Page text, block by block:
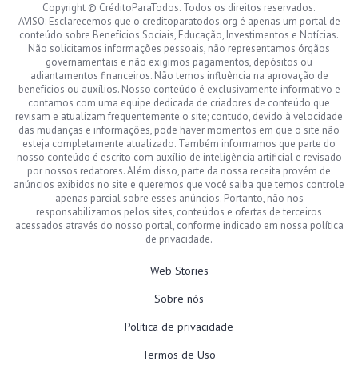
Copyright © CréditoParaTodos. Todos os direitos reservados.
AVISO: Esclarecemos que o creditoparatodos.org é apenas um portal de
conteúdo sobre Benefícios Sociais, Educação, Investimentos e Notícias.
Não solicitamos informações pessoais, não representamos órgãos
governamentais e não exigimos pagamentos, depósitos ou
adiantamentos financeiros. Não temos influência na aprovação de
benefícios ou auxílios. Nosso conteúdo é exclusivamente informativo e
contamos com uma equipe dedicada de criadores de conteúdo que
revisam e atualizam frequentemente o site; contudo, devido à velocidade
das mudanças e informações, pode haver momentos em que o site não
esteja completamente atualizado. Também informamos que parte do
nosso conteúdo é escrito com auxílio de inteligência artificial e revisado
por nossos redatores. Além disso, parte da nossa receita provém de
anúncios exibidos no site e queremos que você saiba que temos controle
apenas parcial sobre esses anúncios. Portanto, não nos
responsabilizamos pelos sites, conteúdos e ofertas de terceiros
acessados através do nosso portal, conforme indicado em nossa política
de privacidade.
Web Stories
Sobre nós
Política de privacidade
Termos de Uso